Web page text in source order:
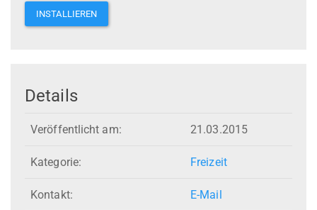
INSTALLIEREN
Details
Veröffentlicht am: 21.03.2015
Kategorie: Freizeit
Kontakt: E-Mail